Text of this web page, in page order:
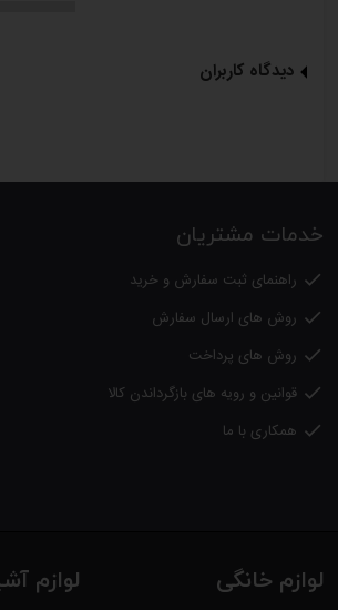
دیدگاه کاربران
خدمات مشتریان
 راهنمای ثبت سفارش و خرید
 روش های ارسال سفارش
 روش های پرداخت
 قوانین و رویه های بازگرداندن کالا
 همکاری با ما
لوازم خانگی لوازم